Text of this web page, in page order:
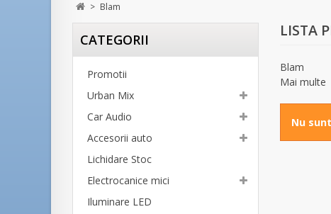
> Blam
CATEGORII
Promotii
Urban Mix
Car Audio
Accesorii auto
Lichidare Stoc
Electrocanice mici
Iluminare LED
LISTA
Blam
Mai multe
Nu